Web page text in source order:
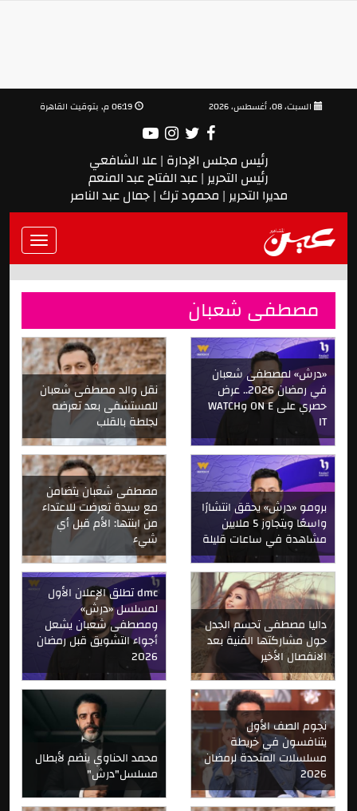
06:19 م, بتوقيت القاهرة
رئيس مجلس الإدارة | علا الشافعي
رئيس التحرير | عبد الفتاح عبد المنعم
مديرا التحرير | محمود ترك | جمال عبد الناصر
Toggle
مصطفى شعبان
نقل والد مصطفى شعبان
للمستشفى بعد تعرضه
لجلطة بالقلب
«درش» لمصطفى شعبان
في رمضان 2026.. عرض
حصري على ON E وWATCH
IT
مصطفى شعبان يتضامن
مع سيدة تعرضت للاعتداء
من ابنتها: الأم قبل أي
شيء
برومو «درش» يحقق انتشارًا
واسعًا ويتجاوز 5 ملايين
مشاهدة في ساعات قليلة
dmc تطلق الإعلان الأول
لمسلسل «درش»
ومصطفى شعبان يشعل
أجواء التشويق قبل رمضان
2026
داليا مصطفى تحسم الجدل
حول مشاركتها الفنية بعد
الانفصال الأخير
محمد الحناوي ينضم لأبطال
مسلسل"درش"
نجوم الصف الأول
يتنافسون في خريطة
مسلسلات المتحدة لرمضان
2026